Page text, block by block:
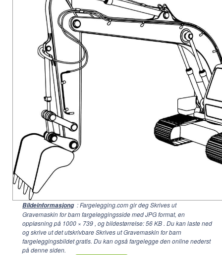
Bildeinformasjong : Fargelegging.com gir deg Skrives ut
Gravemaskin for barn fargeleggingsside med JPG format, en
oppløsning på 1000 × 739 , og bildestørrelse: 56 KB . Du kan laste ned
og skrive ut det utskrivbare Skrives ut Gravemaskin for barn
fargeleggingsbildet gratis. Du kan også fargelegge den online nederst
på denne siden.